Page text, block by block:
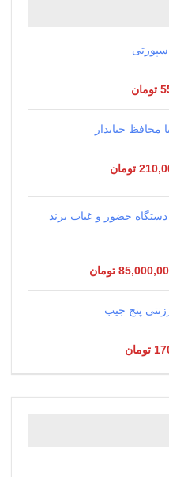
تومان
محافظ حبابدار
تومان
حضور و غیاب برند
تومان
پنج جیب
تومان